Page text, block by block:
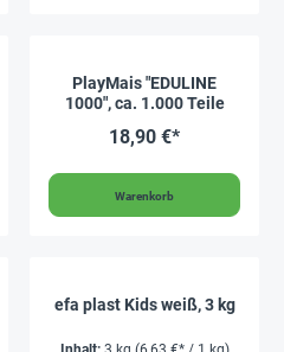
PlayMais "EDULINE
1000", ca. 1.000 Teile
18,90 €*
Warenkorb
efa plast Kids weiß, 3 kg